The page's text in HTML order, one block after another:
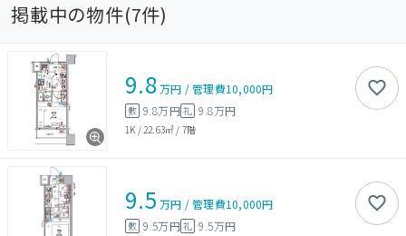
掲載中の物件(7件)
9.8万円 /管理費10,000円
敷 9.8万円礼 9.8万円
1K / 22.63㎡ / 7階
9.5 万円 /管理費10,000円
敷 9.5万円礼 9.5万円